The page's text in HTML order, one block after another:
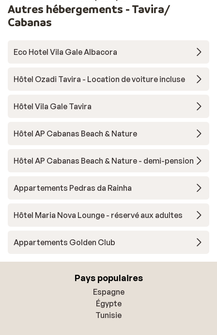
Autres hébergements - Tavira/
Cabanas
Eco Hotel Vila Gale Albacora
Hôtel Ozadi Tavira - Location de voiture incluse
Hôtel Vila Gale Tavira
Hôtel AP Cabanas Beach & Nature
Hôtel AP Cabanas Beach & Nature - demi-pension
Appartements Pedras da Rainha
Hôtel Maria Nova Lounge - réservé aux adultes
Appartements Golden Club
Pays populaires
Espagne
Égypte
Tunisie